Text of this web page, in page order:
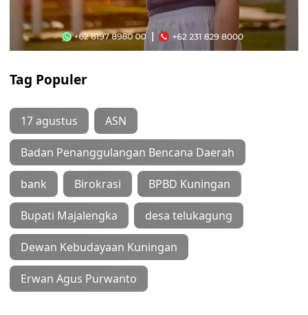
Tag Populer
17 agustus ASN
Badan Penanggulangan Bencana Daerah
bank Birokrasi BPBD Kuningan
Bupati Majalengka desa telukagung
Dewan Kebudayaan Kuningan
Erwan Agus Purwanto